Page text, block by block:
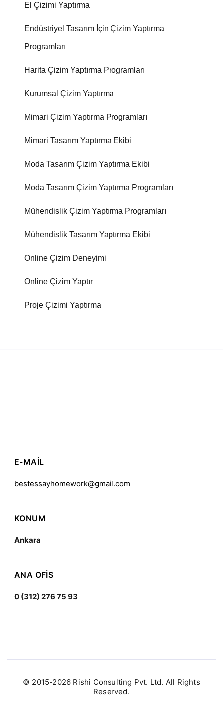
El Çizimi Yaptırma
Endüstriyel Tasarım İçin Çizim Yaptırma
Programları
Harita Çizim Yaptırma Programları
Kurumsal Çizim Yaptırma
Mimari Çizim Yaptırma Programları
Mimari Tasarım Yaptırma Ekibi
Moda Tasarım Çizim Yaptırma Ekibi
Moda Tasarım Çizim Yaptırma Programları
Mühendislik Çizim Yaptırma Programları
Mühendislik Tasarım Yaptırma Ekibi
Online Çizim Deneyimi
Online Çizim Yaptır
Proje Çizimi Yaptırma
E-MAIL
bestessayhomework@gmail.com
KONUM
Ankara
ANA OFIS
0 (312) 276 75 93
© 2015-2026 Rishi Consulting Pvt. Ltd. All Rights
Reserved.